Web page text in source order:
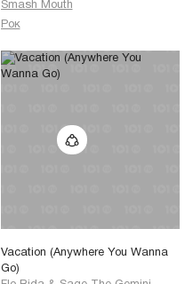
Smash Mouth
Рок
Vacation (Anywhere You Wanna
Go)